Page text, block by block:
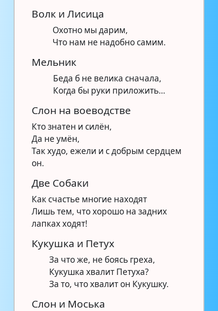
Волк и Лисица
Охотно мы дарим,
Что нам не надобно самим.
Мельник
Беда б не велика сначала,
Когда бы руки приложить…
Слон на воеводстве
Кто знатен и силён,
Да не умён,
Так худо, ежели и с добрым сердцем
он.
Две Собаки
Как счастье многие находят
Лишь тем, что хорошо на задних
лапках ходят!
Кукушка и Петух
За что же, не боясь греха,
Кукушка хвалит Петуха?
За то, что хвалит он Кукушку.
Слон и Моська